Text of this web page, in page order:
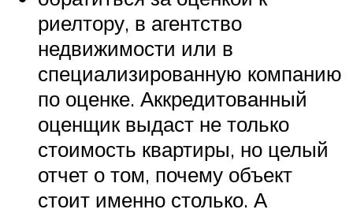
риелтору, в агентство
недвижимости или в
специализированную компанию
по оценке. Аккредитованный
оценщик выдаст не только
стоимость квартиры, но целый
отчет о том, почему объект
стоит именно столько. А